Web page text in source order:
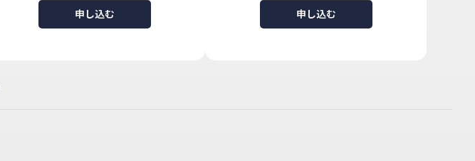
申し込む 申し込む